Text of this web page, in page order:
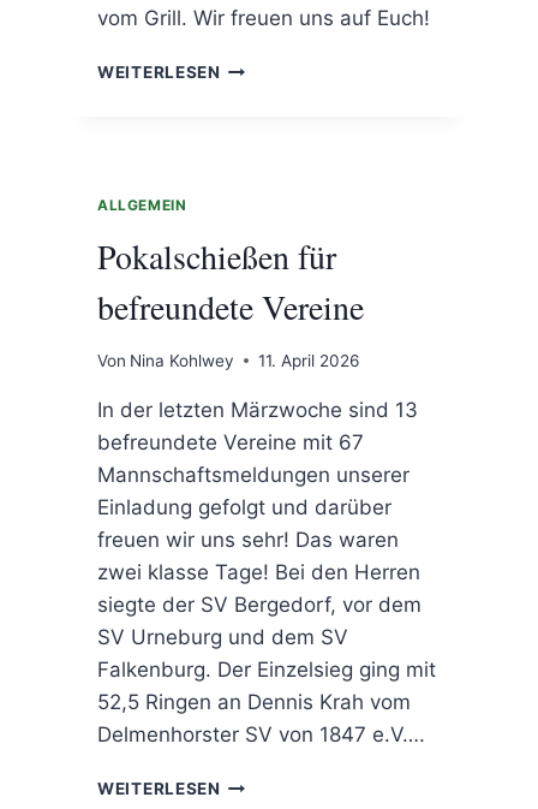
vom Grill. Wir freuen uns auf Euch!
WEITERLESEN AUSGEBUCHT
ALLGEMEIN
Pokalschießen für
befreundete Vereine
Von Nina Kohlwey 11. April 2026
In der letzten Märzwoche sind 13
befreundete Vereine mit 67
Mannschaftsmeldungen unserer
Einladung gefolgt und darüber
freuen wir uns sehr! Das waren
zwei klasse Tage! Bei den Herren
siegte der SV Bergedorf, vor dem
SV Urneburg und dem SV
Falkenburg. Der Einzelsieg ging mit
52,5 Ringen an Dennis Krah vom
Delmenhorster SV von 1847 e.V….
WEITERLESEN POKALSCHIESSEN F